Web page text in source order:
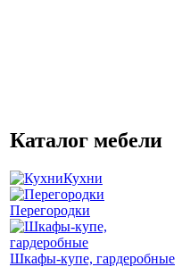
Каталог мебели
Кухни
Перегородки
Шкафы-купе, гардеробные